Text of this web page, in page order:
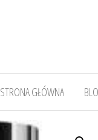
STRONA GŁÓWNA